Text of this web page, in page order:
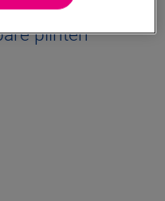
plinten